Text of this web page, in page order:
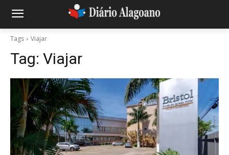
Tags Viajar
Tag: Viajar